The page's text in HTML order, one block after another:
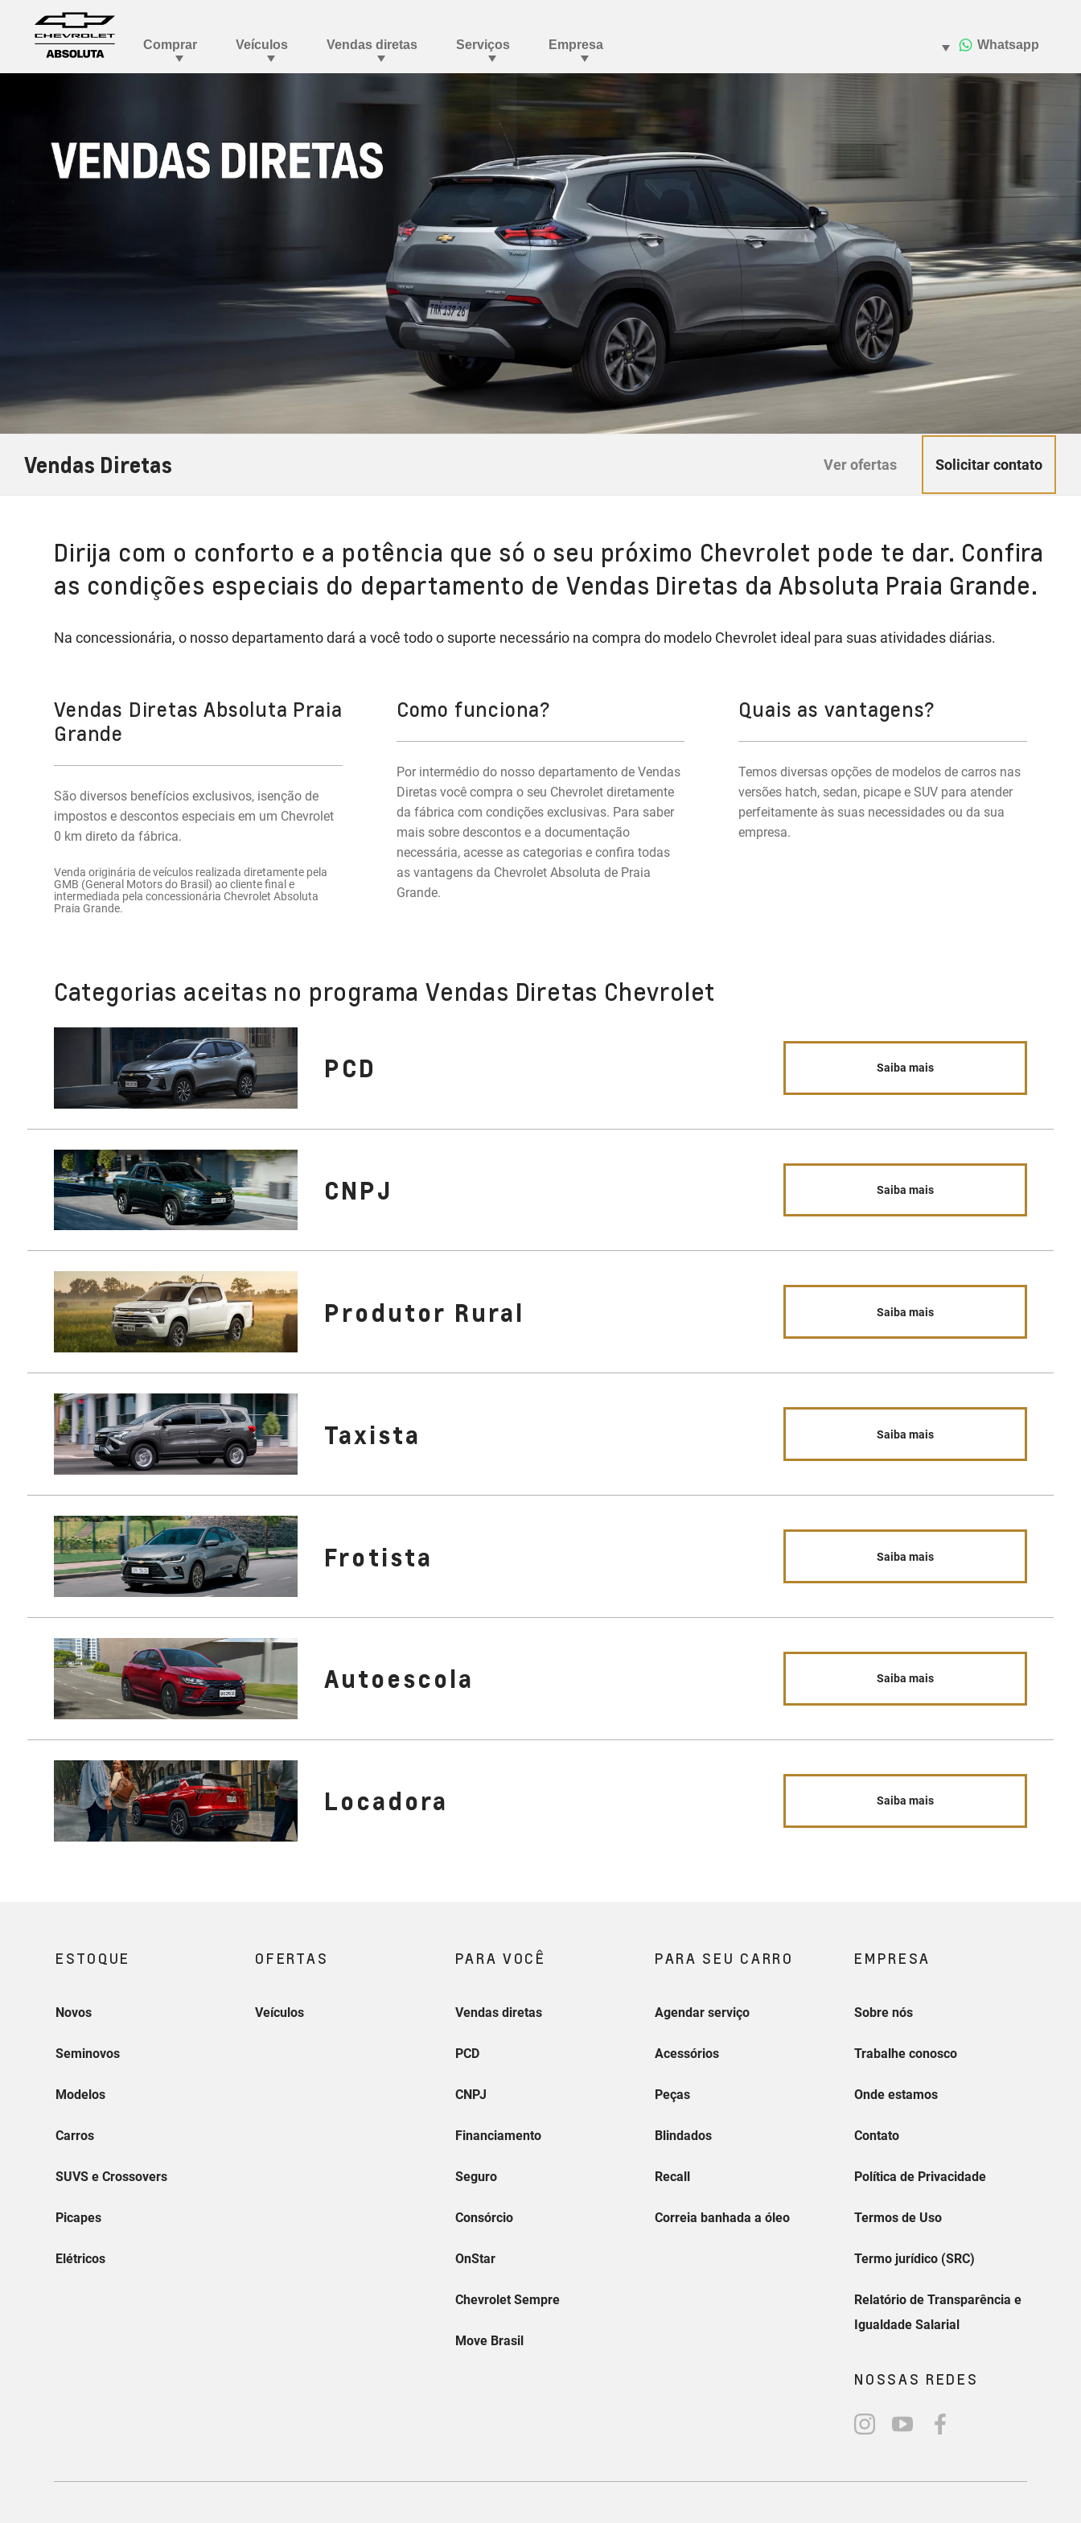
Vendas Diretas Ver ofertas Solicitar contato
Dirija com o conforto e a potência que só o seu próximo Chevrolet pode te dar. Confira
as condições especiais do departamento de Vendas Diretas da Absoluta Praia Grande.
Na concessionária, o nosso departamento dará a você todo o suporte necessário na compra do modelo Chevrolet ideal para suas atividades diárias.
Vendas Diretas Absoluta Praia
Grande
São diversos benefícios exclusivos, isenção de
impostos e descontos especiais em um Chevrolet
0 km direto da fábrica.
Venda originária de veículos realizada diretamente pela
GMB (General Motors do Brasil) ao cliente final e
intermediada pela concessionária Chevrolet Absoluta
Praia Grande.
Como funciona?
Por intermédio do nosso departamento de Vendas
Diretas você compra o seu Chevrolet diretamente
da fábrica com condições exclusivas. Para saber
mais sobre descontos e a documentação
necessária, acesse as categorias e confira todas
as vantagens da Chevrolet Absoluta de Praia
Grande.
Quais as vantagens?
Temos diversas opções de modelos de carros nas
versões hatch, sedan, picape e SUV para atender
perfeitamente às suas necessidades ou da sua
empresa.
Categorias aceitas no programa Vendas Diretas Chevrolet
PCD Saiba mais
CNPJ Saiba mais
Produtor Rural Saiba mais
Taxista Saiba mais
Frotista Saiba mais
Autoescola Saiba mais
Locadora Saiba mais